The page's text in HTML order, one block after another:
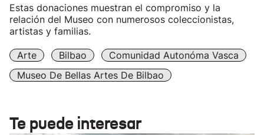
Estas donaciones muestran el compromiso y la
relación del Museo con numerosos coleccionistas,
artistas y familias.
Arte Bilbao
Comunidad Autonóma Vasca
Museo De Bellas Artes De Bilbao
Te puede interesar